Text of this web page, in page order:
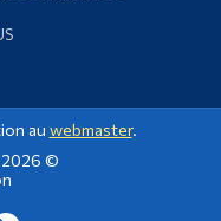
au webmaster.
2026 ©